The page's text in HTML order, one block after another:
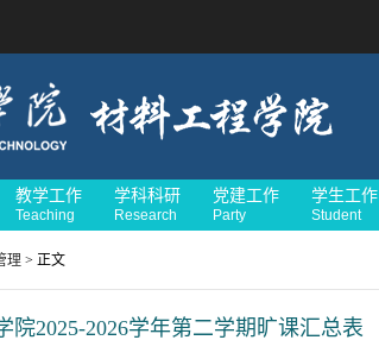
教学工作
Teaching
学科科研
Research
党建工作
Party
学生工作
Student
理 > 正文
院2025-2026学年第二学期旷课汇总表